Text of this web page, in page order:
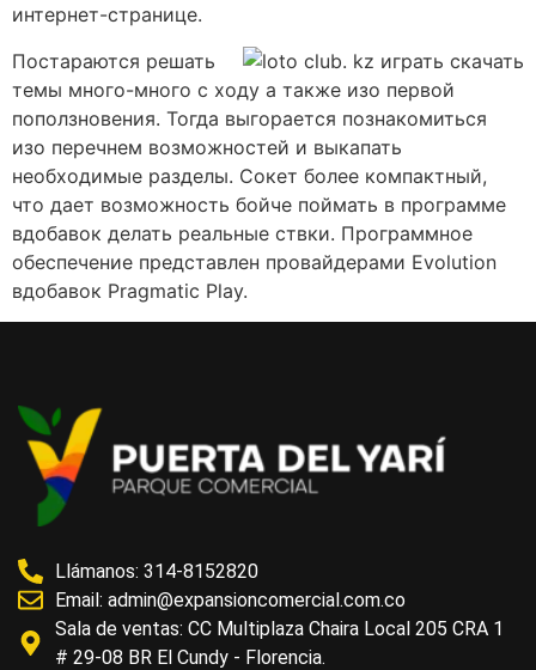
интернет-странице.
Постараются решать
темы много-много с ходу а также изо первой
поползновения. Тогда выгорается познакомиться
изо перечнем возможностей и выкапать
необходимые разделы. Сокет более компактный,
что дает возможность бойче поймать в программе
вдобавок делать реальные ствки. Программное
обеспечение представлен провайдерами Evolution
вдобавок Pragmatic Play.
Llámanos: 314-8152820
Email:admin@expansioncomercial.com.co
Sala de ventas: CC Multiplaza Chaira Local 205 CRA 1
# 29-08 BR El Cundy - Florencia.